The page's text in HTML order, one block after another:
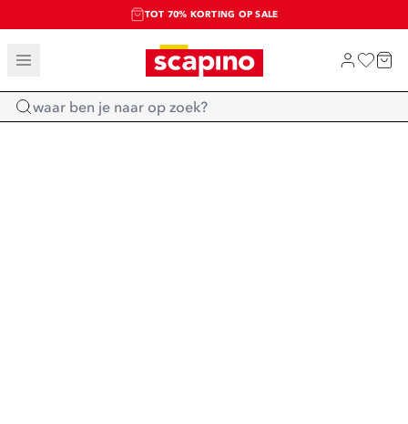
TOT 70% KORTING OP SALE
SALE: LAATSTE KANS!
SHOP NIEUW
Home